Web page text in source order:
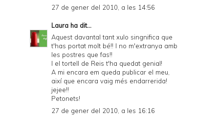
27 de gener del 2010, a les 14:56
Laura ha dit...
Aquest davantal tant xulo singnifica que
t'has portat molt bé!! I no m'extranya amb
les postres que fas!!
I el tortell de Reis t'ha quedat genial!
A mi encara em queda publicar el meu,
així que encara vaig més endarrerida!
jejee!!
Petonets!
27 de gener del 2010, a les 16:16